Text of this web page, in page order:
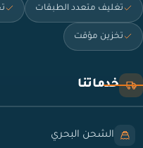
تغليف متعدد الطبقات
تخزين مؤقت
خدماتنا
الشحن البحري